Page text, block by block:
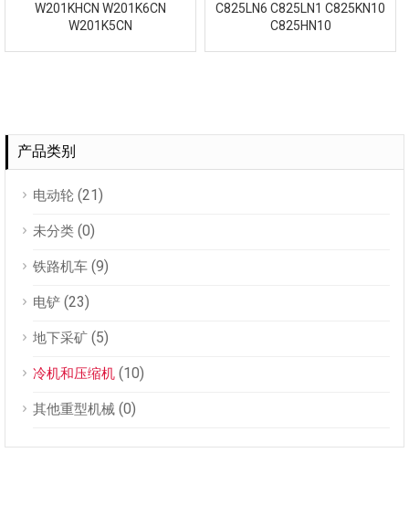
W201KHCN W201K6CN
W201K5CN
C825LN6 C825LN1 C825KN10
C825HN10
产品类别
电动轮 (21)
未分类 (0)
铁路机车 (9)
电铲 (23)
地下采矿 (5)
冷机和压缩机 (10)
其他重型机械 (0)